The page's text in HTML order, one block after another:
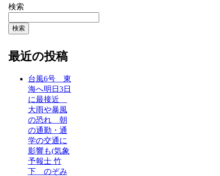
検索
検索
最近の投稿
台風6号 東
海へ明日3日
に最接近
大雨や暴風
の恐れ 朝
の通勤・通
学の交通に
影響も(気象
予報士 竹
下 のぞみ